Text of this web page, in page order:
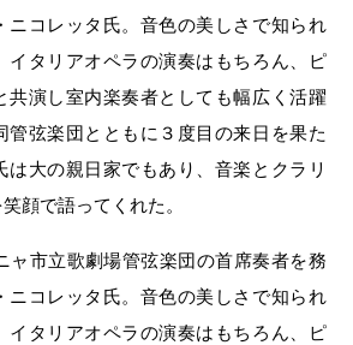
ニコレッタ氏。音色の美しさで知られ
イタリアオペラの演奏はもちろん、ピ
共演し室内楽奏者としても幅広く活躍
管弦楽団とともに３度目の来日を果た
は大の親日家でもあり、音楽とクラリ
顔で語ってくれた。
ャ市立歌劇場管弦楽団の首席奏者を務
ニコレッタ氏。音色の美しさで知られ
イタリアオペラの演奏はもちろん、ピ